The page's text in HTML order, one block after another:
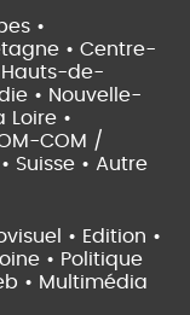
•
• Centre-
Hauts-de-
• Nouvelle-
Loire •
COM /
Suisse • Autre
• Edition •
• Politique
• Multimédia